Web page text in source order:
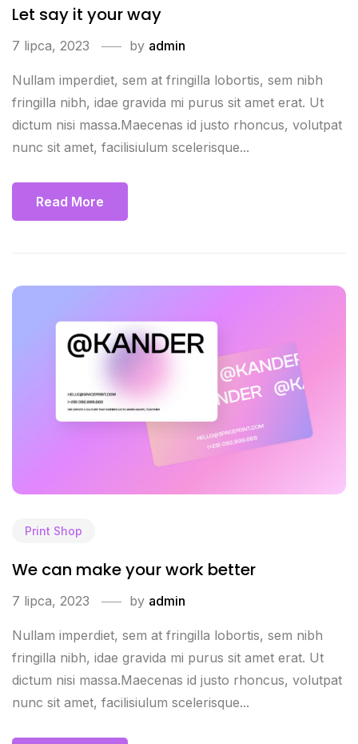
Let say it your way
7 lipca, 2023 by admin
Nullam imperdiet, sem at fringilla lobortis, sem nibh
fringilla nibh, idae gravida mi purus sit amet erat. Ut
dictum nisi massa.Maecenas id justo rhoncus, volutpat
nunc sit amet, facilisiulum scelerisque...
Read More
Print Shop
We can make your work better
7 lipca, 2023 by admin
Nullam imperdiet, sem at fringilla lobortis, sem nibh
fringilla nibh, idae gravida mi purus sit amet erat. Ut
dictum nisi massa.Maecenas id justo rhoncus, volutpat
nunc sit amet, facilisiulum scelerisque...